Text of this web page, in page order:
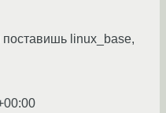
linux_base,